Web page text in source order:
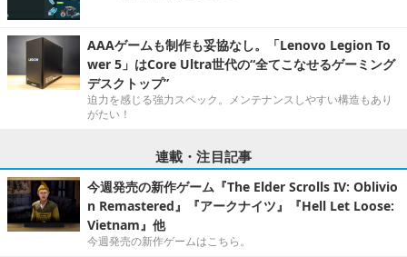
AAAゲームも制作も妥協なし。「Lenovo Legion To
wer 5」はCore Ultra世代の“全てこなせるゲーミング
デスクトップ”
迫力を感じる強力スペック。メンテナンスしやすい構造もあり
がたい！
連載・注目記事
今週発売の新作ゲーム『The Elder Scrolls IV: Oblivio
n Remastered』『アークナイツ』『Hell Let Loose:
Vietnam』他
今週発売の新作ゲームはこちら。